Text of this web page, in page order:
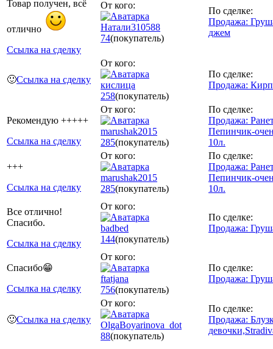
Товар получен, всё
отлично
Ссылка на сделку
От кого:
Натали310588
74(покупатель)
По сделке:
Продажа:
джем
🙂Ссылка на сделку
От кого:
кислица
258(покупатель)
По сделке:
Продажа:
Рекомендую +++++
Ссылка на сделку
От кого:
marushak2015
285(покупатель)
По сделке:
Продажа:
Пепинчик-
10л.
+++
Ссылка на сделку
От кого:
marushak2015
285(покупатель)
По сделке:
Продажа:
Пепинчик-
10л.
Все отлично!
Спасибо.
Ссылка на сделку
От кого:
badbed
144(покупатель)
По сделке:
Продажа:
Спасибо😁
Ссылка на сделку
От кого:
ftatjana
756(покупатель)
По сделке:
Продажа:
🙂Ссылка на сделку
От кого:
OlgaBoyarinova_dot
88(покупатель)
По сделке:
Продажа: